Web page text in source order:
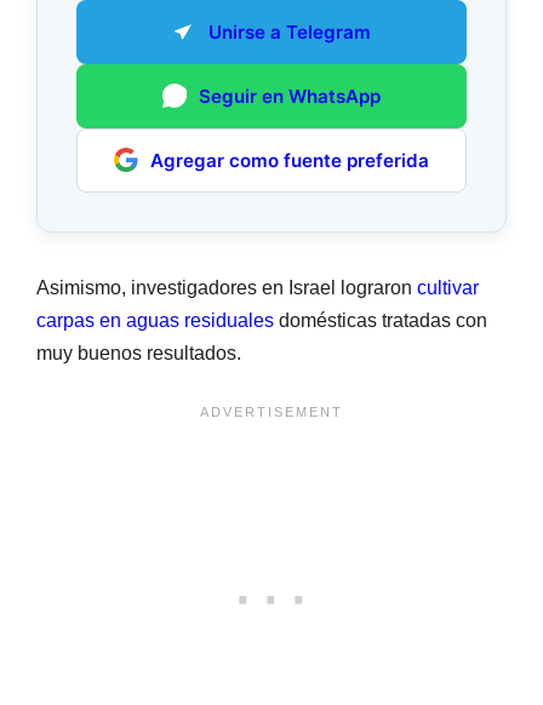
Unirse a Telegram
Seguir en WhatsApp
Agregar como fuente preferida
Asimismo, investigadores en Israel lograron cultivar
carpas en aguas residuales domésticas tratadas con
muy buenos resultados.